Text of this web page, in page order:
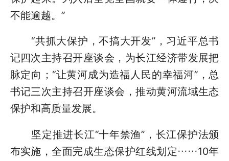
不能逾越。”
“共抓大保护，不搞大开发”，习近平总书
记四次主持召开座谈会，为长江经济带发展把
脉定向；“让黄河成为造福人民的幸福河”，总
书记三次主持召开座谈会，推动黄河流域生态
保护和高质量发展。
坚定推进长江“十年禁渔”，长江保护法颁
布实施，全面完成生态保护红线划定……10年